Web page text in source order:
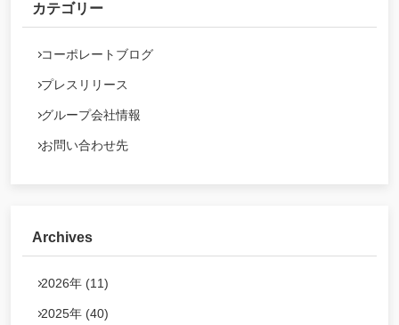
カテゴリー
コーポレートブログ
プレスリリース
グループ会社情報
お問い合わせ先
Archives
2026年 (11)
2025年 (40)